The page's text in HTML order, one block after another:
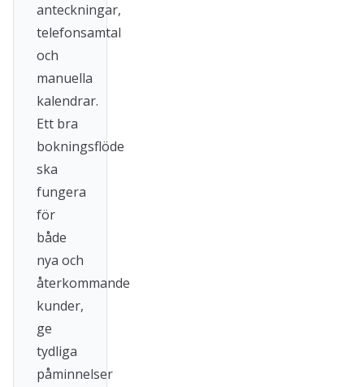
anteckningar,
telefonsamtal
och
manuella
kalendrar.
Ett bra
bokningsflöde
ska
fungera
för
både
nya och
återkommande
kunder,
ge
tydliga
påminnelser